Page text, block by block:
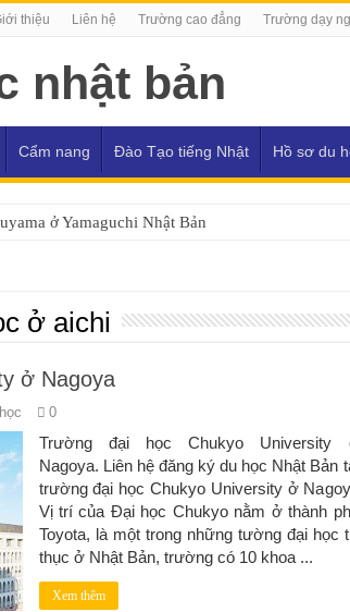
thiệu Liên hệ Trường cao đẳng Trường dạy
Cẩm nang Đào Tạo tiếng Nhật Hồ sơ du
ở Yamaguchi Nhật Bản
ở aichi
ở Nagoya
0
Trường đại học Chukyo University
Nagoya. Liên hệ đăng ký du học Nhật Bản
trường đại học Chukyo University ở
Vị trí của Đại học Chukyo nằm ở thành
Toyota, là một trong những tường đại học
thục ở Nhật Bản, trường có 10 khoa ...
Xem thêm